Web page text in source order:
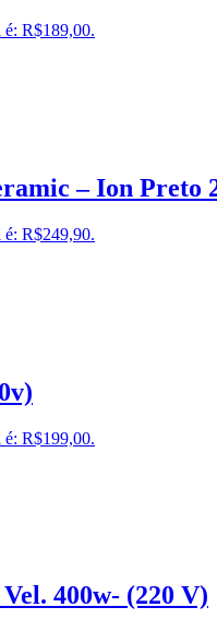
é: R$189,00.
– Ion Preto
é: R$249,90.
é: R$199,00.
400w- (220 V)